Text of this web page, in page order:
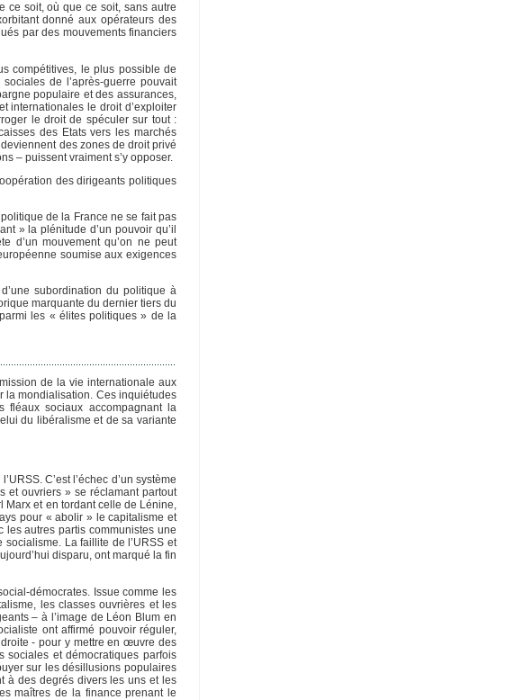
ce soit, où que ce soit, sans autre
donné aux opérateurs des
par des mouvements financiers
compétitives, le plus possible de
de l’après-guerre pouvait
populaire et des assurances,
internationales le droit d’exploiter
le droit de spéculer sur tout :
des Etats vers les marchés
des zones de droit privé
– puissent vraiment s’y opposer.
des dirigeants politiques
de la France ne se fait pas
» la plénitude d’un pouvoir qu’il
d’un mouvement qu’on ne peut
soumise aux exigences
subordination du politique à
marquante du dernier tiers du
les « élites politiques » de la
de la vie internationale aux
la mondialisation. Ces inquiétudes
fléaux sociaux accompagnant la
du libéralisme et de sa variante
C’est l’échec d’un système
et ouvriers » se réclamant partout
Marx et en tordant celle de Lénine,
pour « abolir » le capitalisme et
autres partis communistes une
La faillite de l’URSS et
disparu, ont marqué la fin
démocrates. Issue comme les
les classes ouvrières et les
– à l’image de Léon Blum en
ont affirmé pouvoir réguler,
- pour y mettre en œuvre des
sociales et démocratiques parfois
sur les désillusions populaires
à des degrés divers les uns et les
maîtres de la finance prenant le